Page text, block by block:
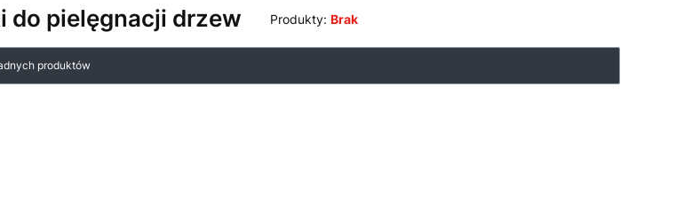
do pielęgnacji drzew Produkty: Brak
produktów